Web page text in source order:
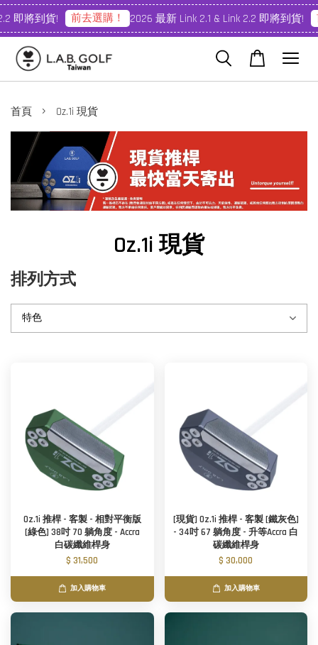
將到貨! 前去選購！ 2026 最新 Link 2.1 & Link 2.2 即將到貨! 前
首頁 › Oz.1i 現貨
Oz.1i 現貨
排列方式
Oz.1i 推桿 - 客製 - 相對平衡版
[綠色] 38吋 70 躺角度 - Accra
白碳纖維桿身
$ 31,500
加入購物車
[現貨] Oz.1i 推桿 - 客製 [鐵灰色]
- 34吋 67 躺角度 - 升等Accra 白
碳纖維桿身
$ 30,000
加入購物車